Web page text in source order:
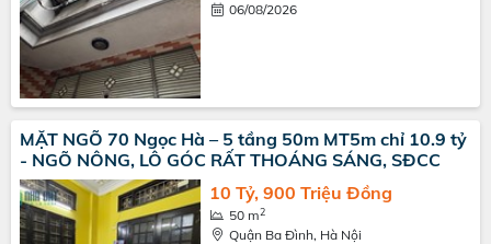
06/08/2026
MẶT NGÕ 70 Ngọc Hà – 5 tầng 50m MT5m chỉ 10.9 tỷ
- NGÕ NÔNG, LÔ GÓC RẤT THOÁNG SÁNG, SĐCC
10 Tỷ, 900 Triệu Đồng
50 m2
Quận Ba Đình, Hà Nội